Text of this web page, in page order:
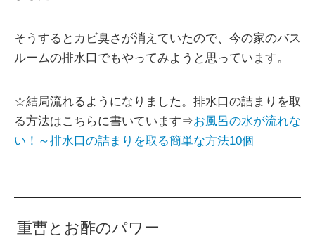
そうするとカビ臭さが消えていたので、今の家のバス
ルームの排水口でもやってみようと思っています。
☆結局流れるようになりました。排水口の詰まりを取
る方法はこちらに書いています⇒お風呂の水が流れな
い！～排水口の詰まりを取る簡単な方法10個
重曹とお酢のパワー